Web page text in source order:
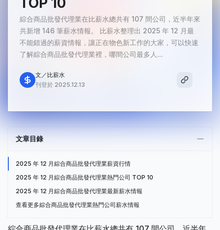
綜合商品批發代理業在比薪水總共有 107 間公司，近半年來
共新增 146 筆薪水情報。 比薪水整理出 2025 年 12 月最
不能錯過的薪資情報，讓正在物色新工作的大家，可以快速
了解綜合商品批發代理業裡，哪間公司最多人...
文／比薪水
刊登於 2025.12.13
文章目錄
2025 年 12 月綜合商品批發代理業薪資行情
2025 年 12 月綜合商品批發代理業熱門公司 TOP 10
2025 年 12 月綜合商品批發代理業最新薪水情報
查看更多綜合商品批發代理業熱門公司薪水情報